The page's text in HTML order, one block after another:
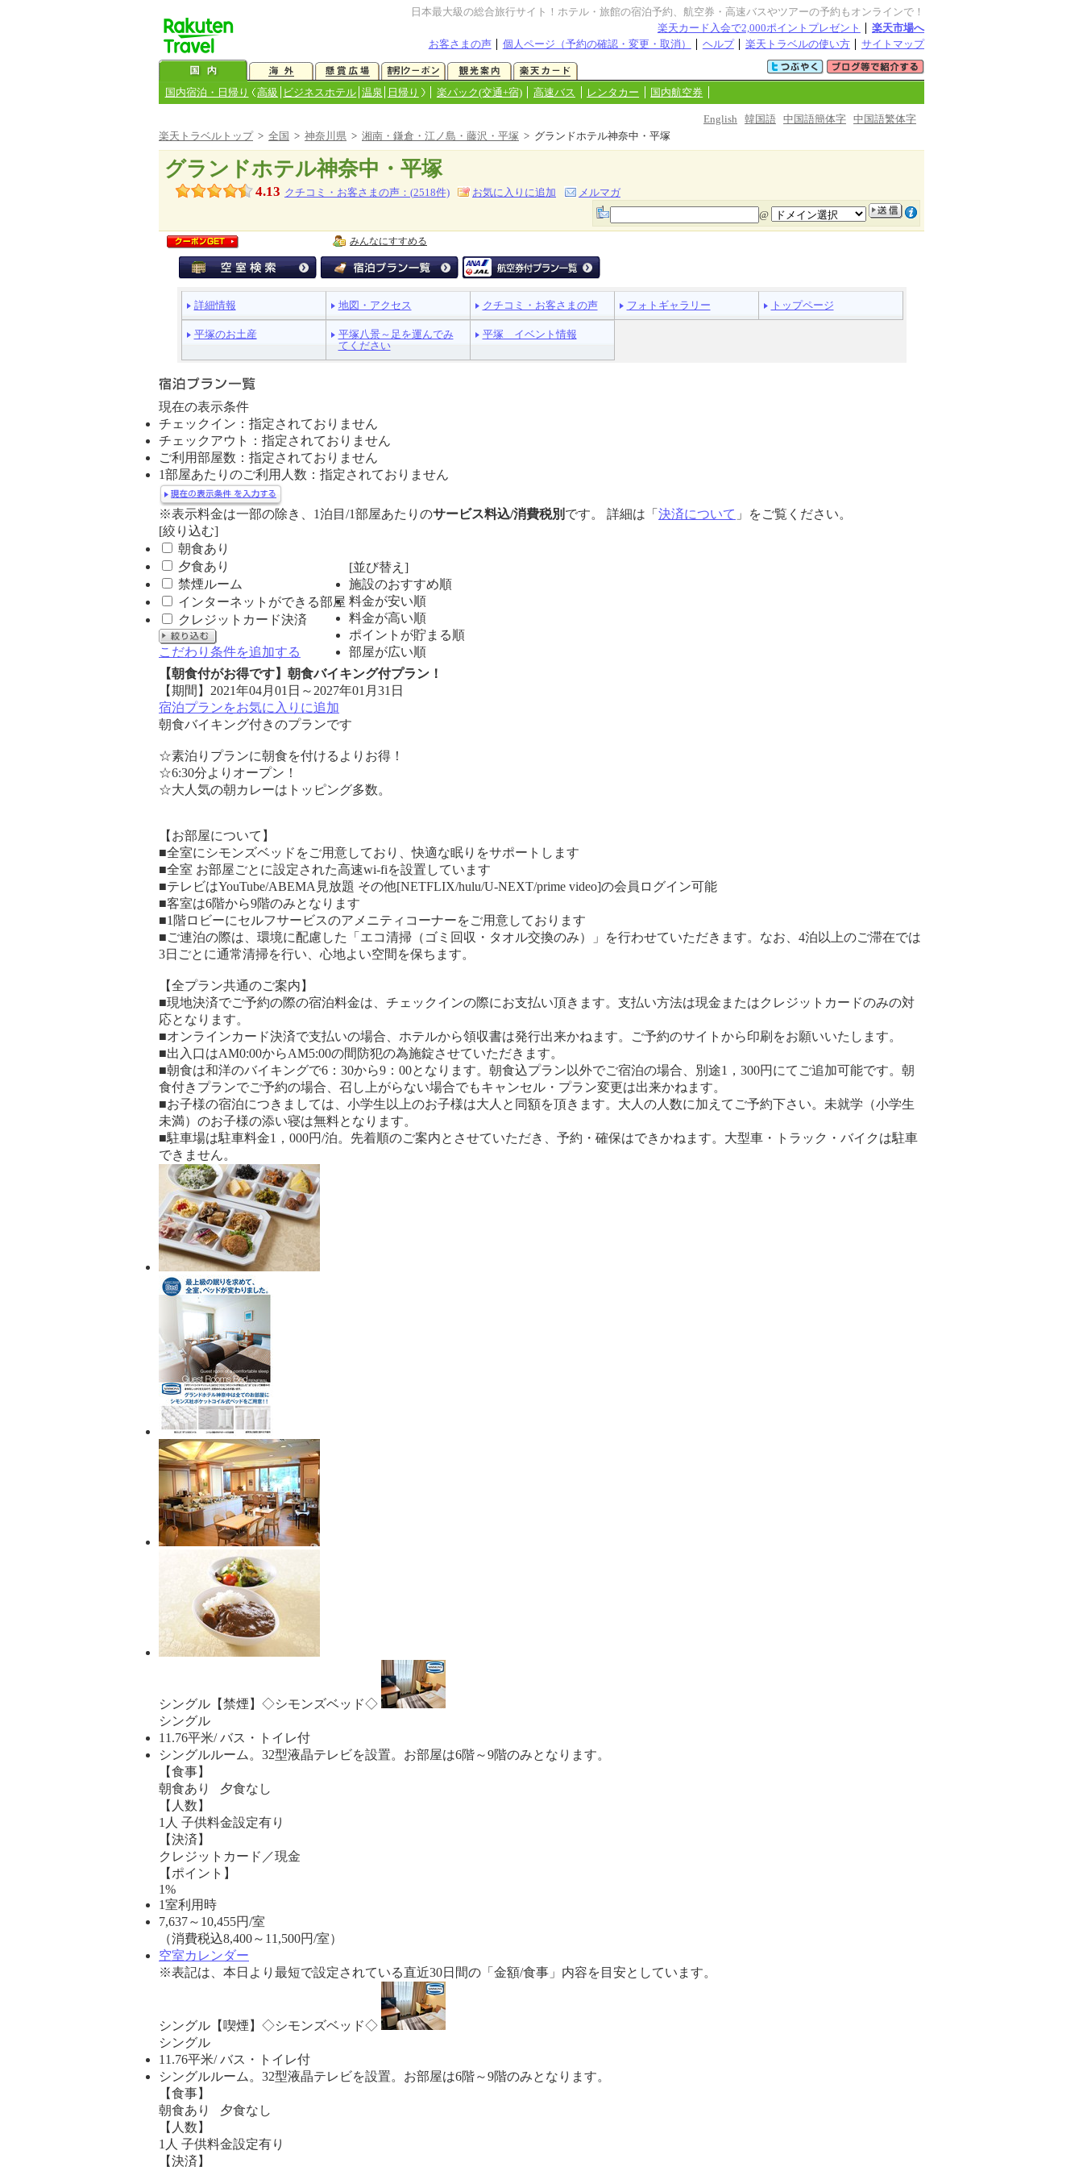
日本最大級の総合旅行サイト！ホテル・旅館の宿泊予約、航空券・高速バスやツアーの予約もオンラインで！
楽天カード入会で2,000ポイントプレゼント
楽天市場へ
お客さまの声
個人ページ（予約の確認・変更・取消） ヘルプ 楽天トラベルの使い方 サイトマップ
国内宿泊・日帰り 高級 ビジネスホテル 温泉 日帰り 楽パック(交通+宿) 高速バス レンタカー 国内航空券
English 韓国語 中国語簡体字 中国語繁体字
楽天トラベルトップ> 全国 > 神奈川県 > 湘南・鎌倉・江ノ島・藤沢・平塚 > グランドホテル神奈中・平塚
グランドホテル神奈中・平塚
4.13 クチコミ・お客さまの声：(2518件) お気に入りに追加
メルマガ
@
みんなにすすめる
ペ
ー
ニ
ュ
詳細情報 地図・アクセス クチコミ・お客さまの声 フォトギャラリー トップページ
平塚のお土産
平塚八景～足を運んでみ
てください
平塚 イベント情報
現在の表示条件
チェックイン：指定されておりません
チェックアウト：指定されておりません
ご利用部屋数：指定されておりません
1部屋あたりのご利用人数：指定されておりません
※表示料金は一部の除き、1泊目/1部屋あたりのサービス料込/消費税別 です。 詳細は「 決済について 」をご覧ください。
[絞り込む]
朝食あり
夕食あり
禁煙ルーム
インターネットができる部屋
クレジットカード決済
こだわり条件を追加する
[並び替え]
施設のおすすめ順
料金が安い順
料金が高い順
ポイントが貯まる順
部屋が広い順
【朝食付がお得です】朝食バイキング付プラン！
【期間】2021年04月01日～2027年01月31日
宿泊プランをお気に入りに追加
朝食バイキング付きのプランです
☆素泊りプランに朝食を付けるよりお得！
☆6:30分よりオープン！
☆大人気の朝カレーはトッピング多数。
【お部屋について】
■全室にシモンズベッドをご用意しており、快適な眠りをサポートします
■全室 お部屋ごとに設定された高速wi-fiを設置しています
■テレビはYouTube/ABEMA見放題 その他[NETFLIX/hulu/U-NEXT/prime video]の会員ログイン可能
■客室は6階から9階のみとなります
■1階ロビーにセルフサービスのアメニティコーナーをご用意しております
■ご連泊の際は、環境に配慮した「エコ清掃（ゴミ回収・タオル交換のみ）」を行わせていただきます。なお、4泊以上のご滞在では
3日ごとに通常清掃を行い、心地よい空間を保ちます。
【全プラン共通のご案内】
■現地決済でご予約の際の宿泊料金は、チェックインの際にお支払い頂きます。支払い方法は現金またはクレジットカードのみの対
応となります。
■オンラインカード決済で支払いの場合、ホテルから領収書は発行出来かねます。ご予約のサイトから印刷をお願いいたします。
■出入口はAM0:00からAM5:00の間防犯の為施錠させていただきます。
■朝食は和洋のバイキングで6：30から9：00となります。朝食込プラン以外でご宿泊の場合、別途1，300円にてご追加可能です。朝
食付きプランでご予約の場合、召し上がらない場合でもキャンセル・プラン変更は出来かねます。
■お子様の宿泊につきましては、小学生以上のお子様は大人と同額を頂きます。大人の人数に加えてご予約下さい。未就学（小学生
未満）のお子様の添い寝は無料となります。
■駐車場は駐車料金1，000円/泊。先着順のご案内とさせていただき、予約・確保はできかねます。大型車・トラック・バイクは駐車
できません。
宿
プ
ラ
ン
の
写
真
シングル【禁煙】◇シモンズベッド◇
シングル
11.76平米/ バス・トイレ付
シングルルーム。32型液晶テレビを設置。お部屋は6階～9階のみとなります。
【食事】
朝食あり 夕食なし
【人数】
1人 子供料金設定有り
【決済】
クレジットカード／現金
【ポイント】
1%
1室利用時
7,637～ 10,455円/室
（消費税込8,400～11,500円/室）
空室カレンダー
※表記は、本日より最短で設定されている直近30日間の「金額/食事」内容を目安としています。
シングル【喫煙】◇シモンズベッド◇
シングル
11.76平米/ バス・トイレ付
シングルルーム。32型液晶テレビを設置。お部屋は6階～9階のみとなります。
【食事】
朝食あり 夕食なし
【人数】
1人 子供料金設定有り
【決済】